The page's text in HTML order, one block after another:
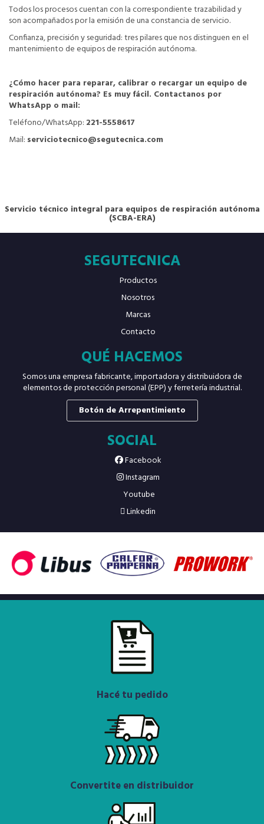
Todos los procesos cuentan con la correspondiente trazabilidad y
son acompañados por la emisión de una constancia de servicio.
Confianza, precisión y seguridad: tres pilares que nos distinguen en el
mantenimiento de equipos de respiración autónoma.
¿Cómo hacer para reparar, calibrar o recargar un equipo de
respiración autónoma? Es muy fácil. Contactanos por
WhatsApp o mail:
Teléfono/WhatsApp: 221-5558617
Mail: serviciotecnico@segutecnica.com
Servicio técnico integral para equipos de respiración autónoma
(SCBA-ERA)
SEGUTECNICA
Productos
Nosotros
Marcas
Contacto
QUÉ HACEMOS
Somos una empresa fabricante, importadora y distribuidora de
elementos de protección personal (EPP) y ferretería industrial.
Botón de Arrepentimiento
SOCIAL
Facebook
Instagram
Youtube
Linkedin
Hacé tu pedido
Convertite en distribuidor